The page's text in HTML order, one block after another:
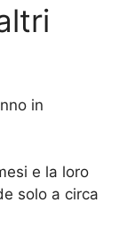
in
e la loro
solo a circa